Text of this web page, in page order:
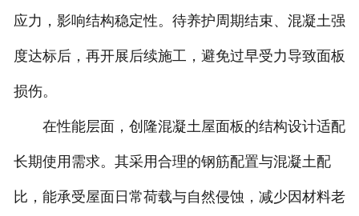
应力，影响结构稳定性。待养护周期结束、混凝土强
度达标后，再开展后续施工，避免过早受力导致面板
损伤。
在性能层面，创隆混凝土屋面板的结构设计适配
长期使用需求。其采用合理的钢筋配置与混凝土配
比，能承受屋面日常荷载与自然侵蚀，减少因材料老